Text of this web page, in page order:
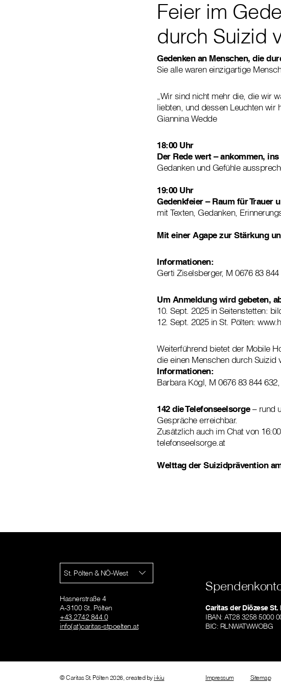
Feier im
durch Suizid
Gedenken an Menschen, die
Sie alle waren einzigartige
„Wir sind nicht mehr die, die wir
liebten, und dessen Leuchten wir
Giannina Wedde
18:00 Uhr
Der Rede wert – ankommen,
Gedanken und Gefühle
19:00 Uhr
Gedenkfeier – Raum für Trauer
mit Texten, Gedanken,
Mit einer Agape zur Stärkung
Informationen:
Gerti Ziselsberger, M 0676 83
Um Anmeldung wird gebeten,
10. Sept. 2025 in Seitenstetten:
12. Sept. 2025 in St. Pölten:
Weiterführend bietet der Mobile
die einen Menschen durch Suizid
Informationen:
Barbara Kögl, M 0676 83 844
142 die Telefonseelsorge– rund
Gespräche erreichbar.
Zusätzlich auch im Chat von
telefonseelsorge.at
Welttag der Suizidprävention
St. Pölten & NÖ-West
Hasnerstraße 4
A-3100 St. Pölten
+43 2742 844 0
info(at)caritas-stpoelten.at
Caritas der Diözese St.
IBAN: AT28 3258 5000
BIC: RLNWATWWOBG
© Caritas St. Pölten 2026, created by i-kiu Impressum Sitemap